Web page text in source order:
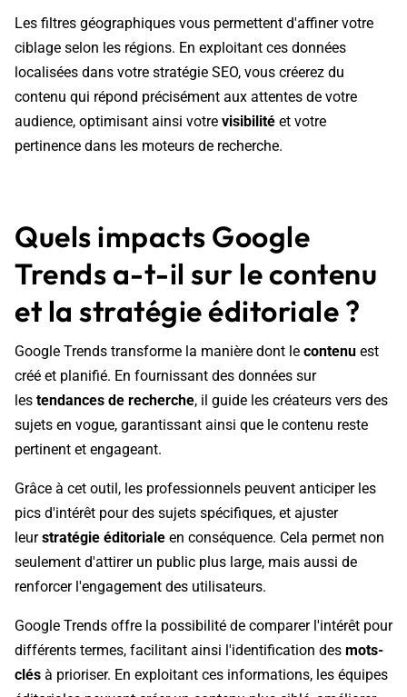
Les filtres géographiques vous permettent d'affiner votre
ciblage selon les régions. En exploitant ces données
localisées dans votre stratégie SEO, vous créerez du
contenu qui répond précisément aux attentes de votre
audience, optimisant ainsi votre visibilité et votre
pertinence dans les moteurs de recherche.
Quels impacts Google
Trends a-t-il sur le contenu
et la stratégie éditoriale ?
Google Trends transforme la manière dont le contenu est
créé et planifié. En fournissant des données sur
les tendances de recherche, il guide les créateurs vers des
sujets en vogue, garantissant ainsi que le contenu reste
pertinent et engageant.
Grâce à cet outil, les professionnels peuvent anticiper les
pics d'intérêt pour des sujets spécifiques, et ajuster
leur stratégie éditoriale en conséquence. Cela permet non
seulement d'attirer un public plus large, mais aussi de
renforcer l'engagement des utilisateurs.
Google Trends offre la possibilité de comparer l'intérêt pour
différents termes, facilitant ainsi l'identification des mots-
clés à prioriser. En exploitant ces informations, les équipes